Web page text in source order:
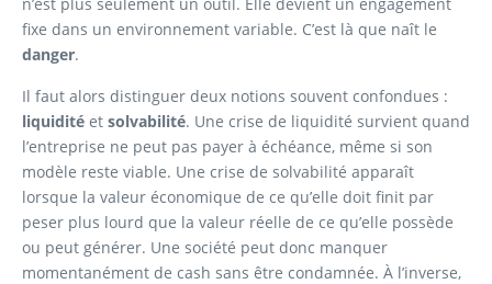
fixe dans un environnement variable. C’est là que naît le
danger.
Il faut alors distinguer deux notions souvent confondues :
liquidité et solvabilité. Une crise de liquidité survient quand
l’entreprise ne peut pas payer à échéance, même si son
modèle reste viable. Une crise de solvabilité apparaît
lorsque la valeur économique de ce qu’elle doit finit par
peser plus lourd que la valeur réelle de ce qu’elle possède
ou peut générer. Une société peut donc manquer
momentanément de cash sans être condamnée. À l’inverse,